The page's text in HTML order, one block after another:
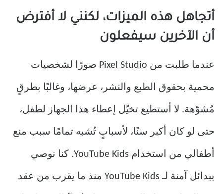
أتجاهل هذه الميزات، لكنني لا أفترض
أن الآخرين سيفعلون
عندما طلبت من Pixel Studio صورًا لشخصيات
محمية بحقوق الطبع والنشر، عرضها، وغالبًا بطرقٍ
مُشوّهة. لا أستطيع تخيّل إعطاء هذا الجهاز لطفل،
حتى لو كان أكبر سنًا، لأسبابٍ تُشبه تمامًا سبب منع
أطفالي من استخدام YouTube Kids. كنا نوصي
ببدائل آمنة لـ YouTube Kids منذ ما يقرب من عقد